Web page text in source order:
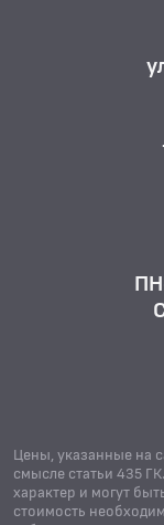
Цены, указанные на
смысле статьи 435
характер и могут
стоимость